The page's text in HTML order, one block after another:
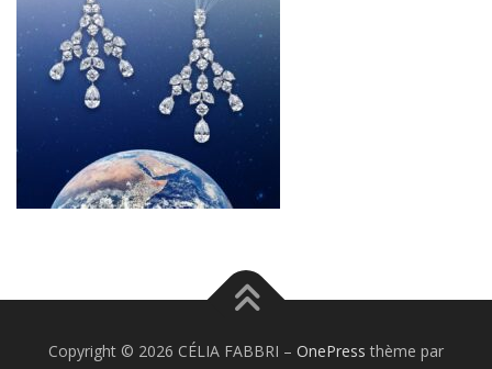
Copyright © 2026 CÉLIA FABBRI – OnePress thème par